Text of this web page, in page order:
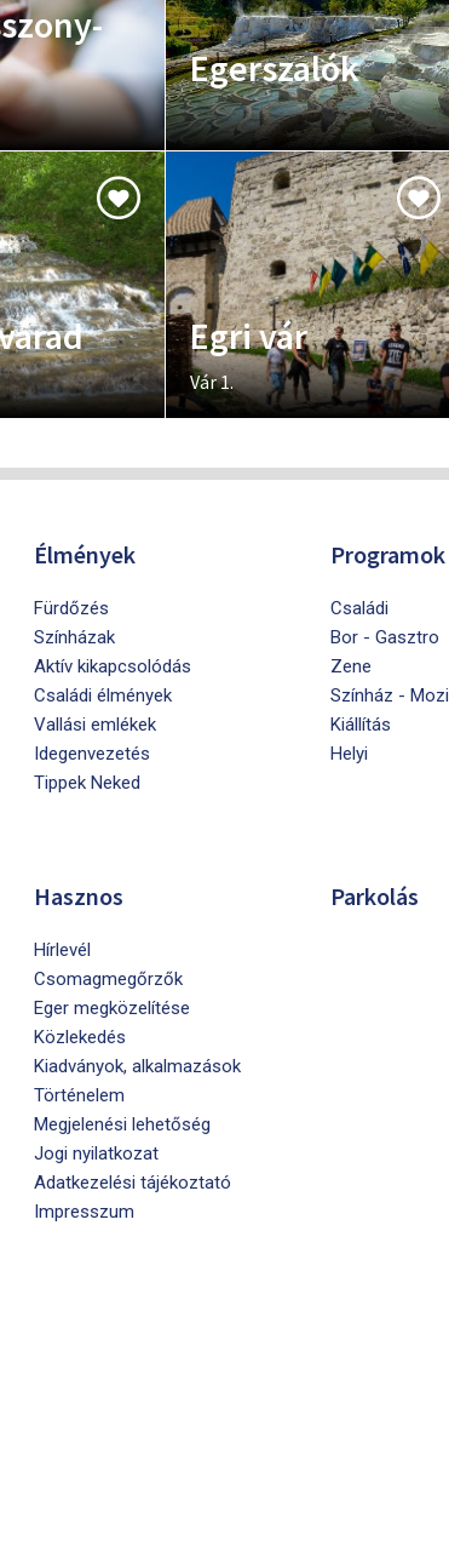
Egerszalók
Egri vár
Vár 1.
Élmények
Fürdőzés
Színházak
Aktív kikapcsolódás
Családi élmények
Vallási emlékek
Idegenvezetés
Tippek Neked
Programok
Családi
Bor - Gasztro
Zene
Színház - Mozi
Kiállítás
Helyi
Hasznos
Hírlevél
Csomagmegőrzők
Eger megközelítése
Közlekedés
Kiadványok, alkalmazások
Történelem
Megjelenési lehetőség
Jogi nyilatkozat
Adatkezelési tájékoztató
Impresszum
Parkolás